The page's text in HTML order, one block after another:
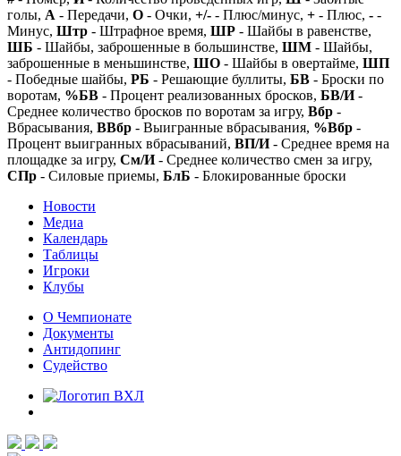
голы, А - Передачи, О - Очки, +/- - Плюс/минус, + - Плюс, - -
Минус, Штр - Штрафное время, ШР - Шайбы в равенстве,
ШБ - Шайбы, заброшенные в большинстве, ШМ - Шайбы,
заброшенные в меньшинстве, ШО - Шайбы в овертайме, ШП
- Победные шайбы, РБ - Решающие буллиты, БВ - Броски по
воротам, %БВ - Процент реализованных бросков, БВ/И-
Среднее количество бросков по воротам за игру, Вбр -
Вбрасывания, ВВбр - Выигранные вбрасывания, %Вбр -
Процент выигранных вбрасываний, ВП/И- Среднее время на
площадке за игру, См/И- Среднее количество смен за игру,
СПр - Силовые приемы, БлБ - Блокированные броски
Новости
Медиа
Календарь
Таблицы
Игроки
Клубы
О Чемпионате
Документы
Антидопинг
Судейство